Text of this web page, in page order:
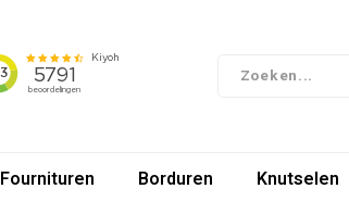
Fournituren Borduren Knutselen